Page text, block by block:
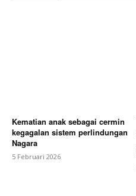
Kematian anak sebagai cermin
kegagalan sistem perlindungan
Nagara
5 Februari 2026